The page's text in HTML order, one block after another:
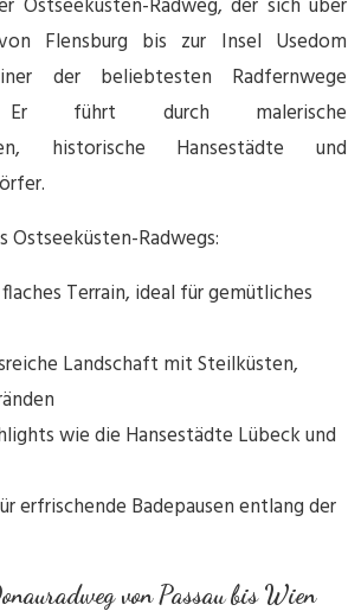
Ostseeküsten-Radweg, der sich über
Flensburg bis zur Insel Usedom
der beliebtesten Radfernwege
Er führt durch malerische
historische Hansestädte und
Ostseeküsten-Radwegs:
Terrain, ideal für gemütliches
Landschaft mit Steilküsten,
wie die Hansestädte Lübeck und
erfrischende Badepausen entlang der
von Passau bis Wien